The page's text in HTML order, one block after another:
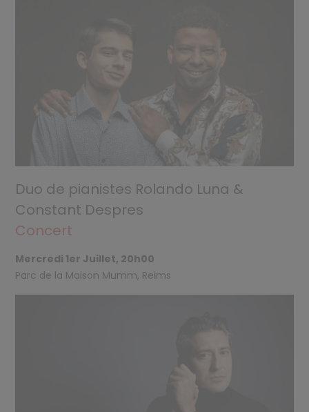
Duo de pianistes Rolando Luna &
Constant Despres
Concert
Mercredi 1er Juillet, 20h00
Parc de la Maison Mumm, Reims